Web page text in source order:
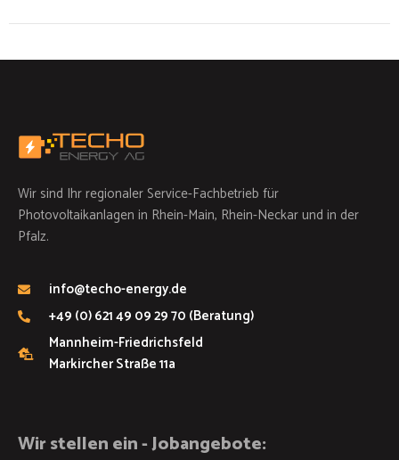
Wir sind Ihr regionaler Service-Fachbetrieb für
Photovoltaikanlagen in Rhein-Main, Rhein-Neckar und in der
Pfalz.
info@techo-energy.de
+49 (0) 621 49 09 29 70 (Beratung)
Mannheim-Friedrichsfeld
Markircher Straße 11a
Wir stellen ein - Jobangebote: